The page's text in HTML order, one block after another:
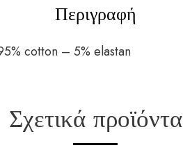
Περιγραφή
cotton – 5% elastan
Σχετικά προϊόντα